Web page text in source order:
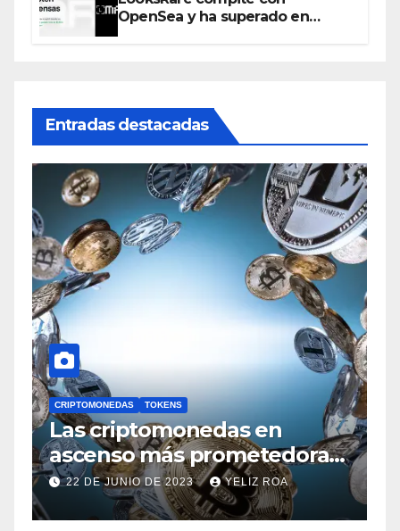
OpenSea y ha superado en
Entradas destacadas
CRIPTOMONEDAS TOKENS
Las criptomonedas en
ascenso más prometedoras,
con un valor inferior a 1 euro
22 DE JUNIO DE 2023 YELIZ ROA